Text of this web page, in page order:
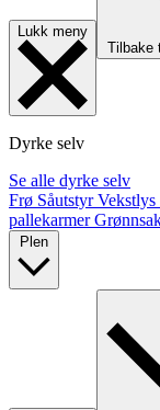
Lukk meny
Tilbake
Dyrke selv
Se alle dyrke selv
Frø SåutstyrVekstlys
pallekarmer